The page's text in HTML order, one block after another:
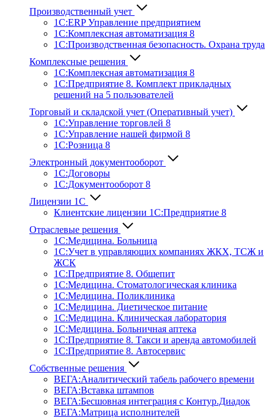
Производственный учет
1С:ERP Управление предприятием
1С:Комплексная автоматизация 8
1С:Производственная безопасность. Охрана труда
Комплексные решения
1С:Комплексная автоматизация 8
1С:Предприятие 8. Комплект прикладных
решений на 5 пользователей
Торговый и складской учет (Оперативный учет)
1С:Управление торговлей 8
1С:Управление нашей фирмой 8
1С:Розница 8
Электронный документооборот
1С:Договоры
1С:Документооборот 8
Лицензии 1С
Клиентские лицензии 1С:Предприятие 8
Отраслевые решения
1С:Медицина. Больница
1C:Учет в управляющих компаниях ЖКХ, ТСЖ и
ЖСК
1С:Предприятие 8. Общепит
1С:Медицина. Стоматологическая клиника
1С:Медицина. Поликлиника
1С:Медицина. Диетическое питание
1С:Медицина. Клиническая лаборатория
1С:Медицина. Больничная аптека
1С:Предприятие 8. Такси и аренда автомобилей
1С:Предприятие 8. Автосервис
Собственные решения
ВЕГА:Аналитичес­кий табель рабочего времени
ВЕГА:Вставка штампов
ВЕГА:Бесшовная интеграция с Контур.Диадок
ВЕГА:Матрица исполнителей